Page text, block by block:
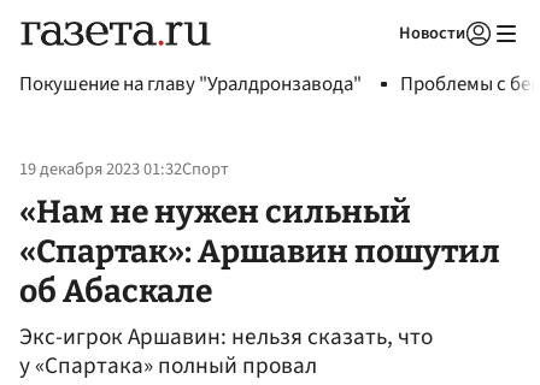
Новости
Покушение на главу "Уралдронзавода" Проблемы с
19 декабря 2023 01:32Спорт
«Нам не нужен сильный
«Спартак»: Аршавин пошутил
об Абаскале
Экс-игрок Аршавин: нельзя сказать, что
у «Спартака» полный провал